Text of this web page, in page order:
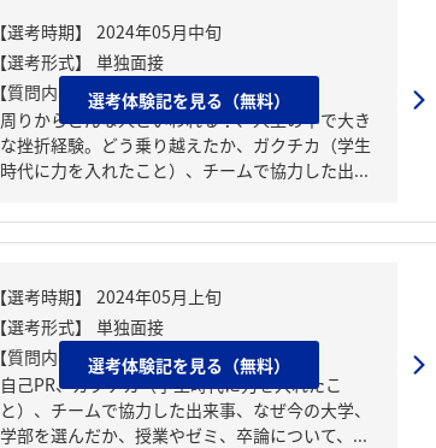
【質問内容・課題】
周りからどんな人といわれる？、人生の中で大き
な挫折経験。どう乗り越えたか、ガクチカ（学生
時代に力を入れたこと）、チームで協力した出...
選考体験記を見る（無料）
【質問内容・課題】
自己PR、ガクチカ（学生時代に力を入れたこ
と）、チームで協力した出来事、なぜ今の大学、
学部を選んだか、授業やゼミ、卒論について、...
選考体験記を見る（無料）